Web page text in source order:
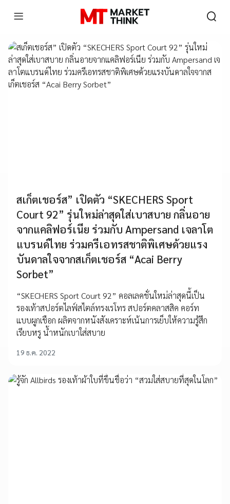
สเก็ตเชอร์ส” เปิดตัว “SKECHERS Sport
Court 92” รุ่นใหม่ล่าสุดใส่เบาสบาย กลิ่นอาย
จากแคลิฟอร์เนีย ร่วมกับ Ampersand เจลาโต
แบรนด์ไทย ร่วมครีเอทรสชาติพิเศษด้วยแรง
บันดาลใจจากสเก็ตเชอร์ส “Acai Berry
Sorbet”
“SKECHERS Sport Court 92” คอลเลคชั่นใหม่ล่าสุดนี้เป็น
รองเท้าสปอร์ตไลฟ์สไตล์ทรงเรโทร สปอร์ตคลาสสิค คอร์ท
แบบผูกเชือก ผลิตจากหนังสังเคราะห์เน้นการเย็บให้ความรู้สึก
เรียบหรู น้ำหนักเบาใส่สบาย
19 ธ.ค. 2022